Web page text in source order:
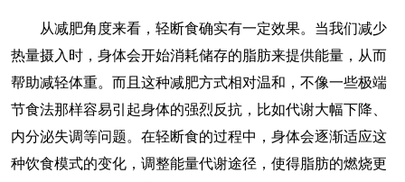
从减肥角度来看，轻断食确实有一定效果。当我们减少
热量摄入时，身体会开始消耗储存的脂肪来提供能量，从而
帮助减轻体重。而且这种减肥方式相对温和，不像一些极端
节食法那样容易引起身体的强烈反抗，比如代谢大幅下降、
内分泌失调等问题。在轻断食的过程中，身体会逐渐适应这
种饮食模式的变化，调整能量代谢途径，使得脂肪的燃烧更